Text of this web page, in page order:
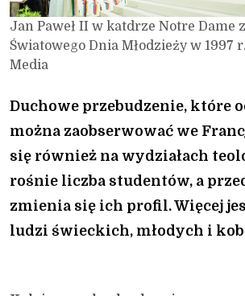
Jan Paweł II w katdrze Notre Dame
Światowego Dnia Młodzieży w 1997
Media
Duchowe przebudzenie, które
można zaobserwować we
się również na wydziałach
rośnie liczba studentów, a
zmienia się ich profil. Więcej
ludzi świeckich, młodych i